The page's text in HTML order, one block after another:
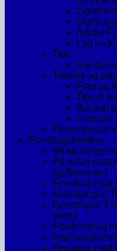
Adobe
Lag en
Tips
Har du
Teknikk og
Foto og
Tips til
Backup
Hvordan
Presentasjon
Foredragsholdere
Bli kjent med
På safari med
og Botswana
Foredrag med
Naturfotograf
Foredraget
Sætre
Fotoforedrag
Foredrag med